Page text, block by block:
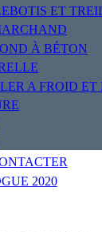
ET
À BÉTON
A FROID
2020